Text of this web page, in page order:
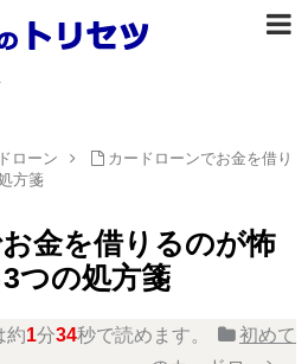
ローン
カードローンでお金を借り
方箋
金を借りるのが怖
つの処方箋
約1分34秒で読めます。
初めて